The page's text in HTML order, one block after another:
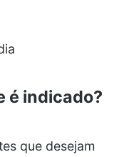
é indicado?
que desejam